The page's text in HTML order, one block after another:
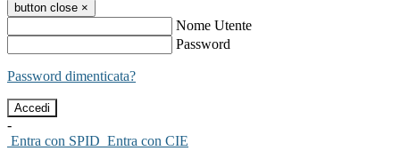
button close ×
Nome Utente
Password
Password dimenticata?
-
Entra con SPID Entra con CIE